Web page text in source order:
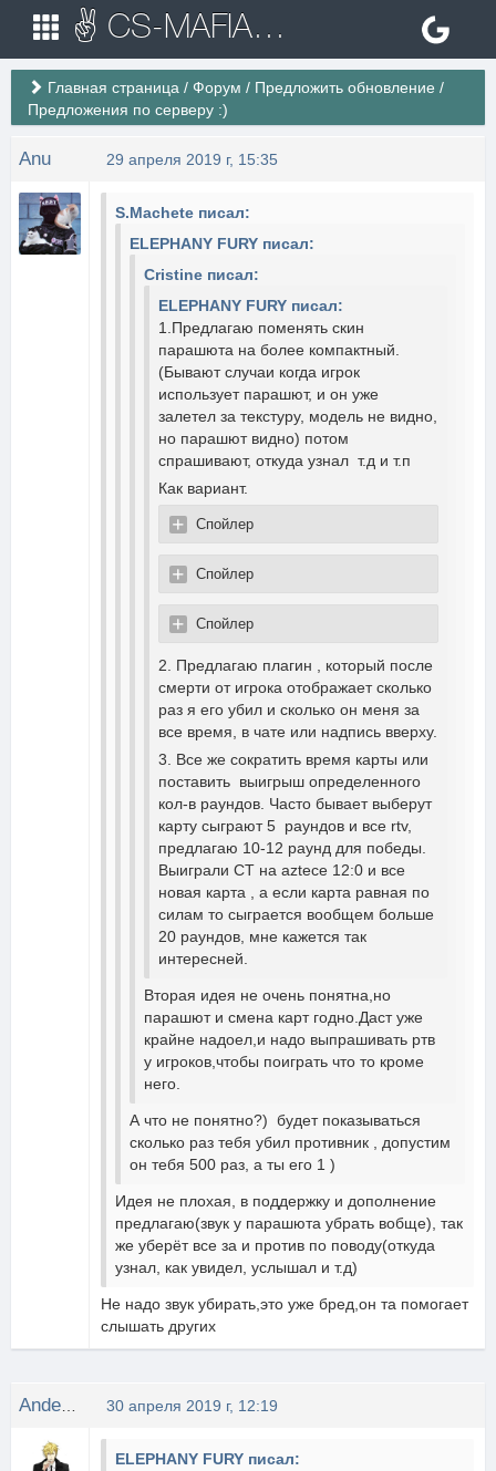
✌ CS-MAFIA.RU ✌ Игровые сервера Counter Strike 1.6
Главная страница / Форум / Предложить обновление /
Предложения по серверу :)
Anu 29 апреля 2019 г, 15:35
S.Machete писал:
ELEPHANY FURY писал:
Cristine писал:
ELEPHANY FURY писал:
1.Предлагаю поменять скин
парашюта на более компактный.
(Бывают случаи когда игрок
использует парашют, и он уже
залетел за текстуру, модель не видно,
но парашют видно) потом
спрашивают, откуда узнал т.д и т.п
Как вариант.
Спойлер
Спойлер
Спойлер
2. Предлагаю плагин , который после
смерти от игрока отображает сколько
раз я его убил и сколько он меня за
все время, в чате или надпись вверху.
3. Все же сократить время карты или
поставить выигрыш определенного
кол-в раундов. Часто бывает выберут
карту сыграют 5 раундов и все rtv,
предлагаю 10-12 раунд для победы.
Выиграли СТ на aztece 12:0 и все
новая карта , а если карта равная по
силам то сыграется вообщем больше
20 раундов, мне кажется так
интересней.
Вторая идея не очень понятна,но
парашют и смена карт годно.Даст уже
крайне надоел,и надо выпрашивать ртв
у игроков,чтобы поиграть что то кроме
него.
А что не понятно?) будет показываться
сколько раз тебя убил противник , допустим
он тебя 500 раз, а ты его 1 )
Идея не плохая, в поддержку и дополнение
предлагаю(звук у парашюта убрать вобще), так
же уберёт все за и против по поводу(откуда
узнал, как увидел, услышал и т.д)
Не надо звук убирать,это уже бред,он та помогает
слышать других
30 апреля 2019 г, 12:19
ELEPHANY FURY писал: